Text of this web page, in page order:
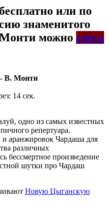
или по
знаменитого
можно здесь
В. Монти
14 сек.
одно из самых известных
репертуара.
аранжировок Чардаша для
различных
бессмертное произведение
шутки про Чардаш
Новую Цыганскую